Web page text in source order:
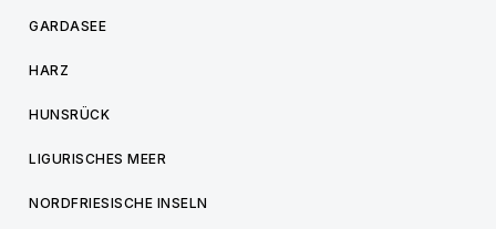
GARDASEE
HARZ
HUNSRÜCK
LIGURISCHES MEER
NORDFRIESISCHE INSELN